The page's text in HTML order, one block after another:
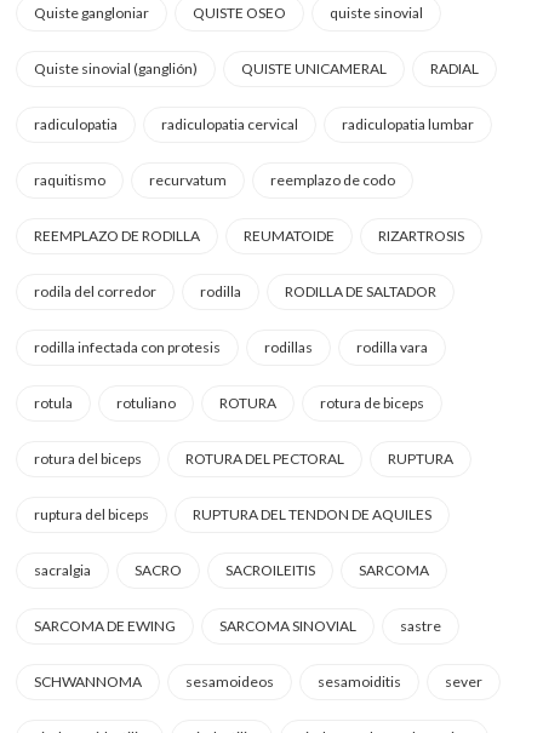
Quiste gangloniar QUISTE OSEO quiste sinovial
Quiste sinovial (ganglión) QUISTE UNICAMERAL RADIAL
radiculopatia radiculopatia cervical radiculopatia lumbar
raquitismo recurvatum reemplazo de codo
REEMPLAZO DE RODILLA REUMATOIDE RIZARTROSIS
rodila del corredor rodilla RODILLA DE SALTADOR
rodilla infectada con protesis rodillas rodilla vara
rotula rotuliano ROTURA rotura de biceps
rotura del biceps ROTURA DEL PECTORAL RUPTURA
ruptura del biceps RUPTURA DEL TENDON DE AQUILES
sacralgia SACRO SACROILEITIS SARCOMA
SARCOMA DE EWING SARCOMA SINOVIAL sastre
SCHWANNOMA sesamoideos sesamoiditis sever